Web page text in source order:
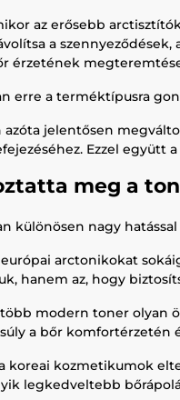
az erősebb
a
érzetének
erre a terméktípusra
azóta jelentősen
Ezzel együtt
meg a
különösen nagy
arctonikokat
hanem az, hogy
modern toner olyan
a bőr komfortérzetén
koreai kozmetikumok
legkedveltebb